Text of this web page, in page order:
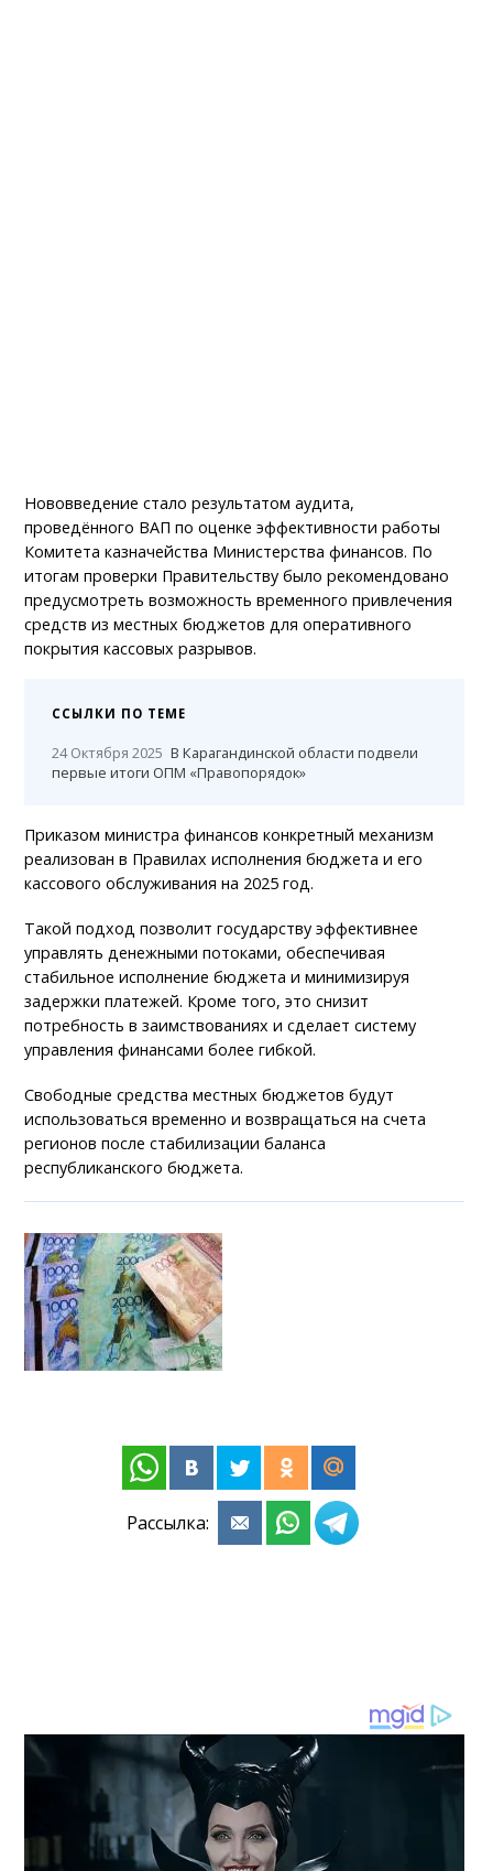
Нововведение стало результатом аудита,
проведённого ВАП по оценке эффективности работы
Комитета казначейства Министерства финансов. По
итогам проверки Правительству было рекомендовано
предусмотреть возможность временного привлечения
средств из местных бюджетов для оперативного
покрытия кассовых разрывов.
ССЫЛКИ ПО ТЕМЕ
24 Октября 2025 В Карагандинской области подвели
первые итоги ОПМ «Правопорядок»
Приказом министра финансов конкретный механизм
реализован в Правилах исполнения бюджета и его
кассового обслуживания на 2025 год.
Такой подход позволит государству эффективнее
управлять денежными потоками, обеспечивая
стабильное исполнение бюджета и минимизируя
задержки платежей. Кроме того, это снизит
потребность в заимствованиях и сделает систему
управления финансами более гибкой.
Свободные средства местных бюджетов будут
использоваться временно и возвращаться на счета
регионов после стабилизации баланса
республиканского бюджета.
Рассылка: